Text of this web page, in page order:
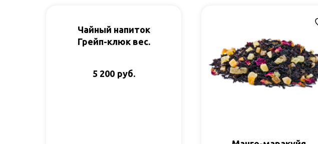
Чайный напиток
Грейп-клюк вес.
5 200 руб.